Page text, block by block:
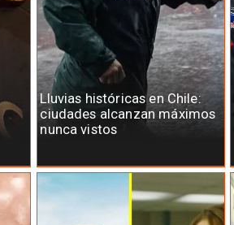
Lluvias históricas en Chile:
ciudades alcanzan máximos
nunca vistos